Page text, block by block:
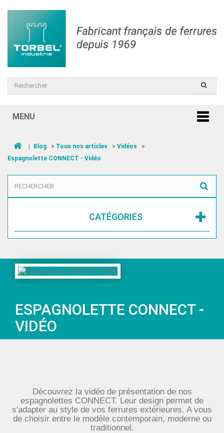
MENU
| Blog > Tous nos articles > Vidéos
>
Espagnolette CONNECT - Vidéo
CATÉGORIES
ESPAGNOLETTE CONNECT -
VIDÉO
Découvrez la vidéo de présentation de nos
espagnolettes CONNECT. Leur design permet de
s'adapter au style de vos ferrures extérieures. A vous
de choisir entre le modèle contemporain, moderne ou
traditionnel.